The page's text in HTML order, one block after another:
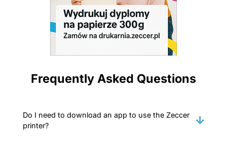
Frequently Asked Questions
Do I need to download an app to use the Zeccer
printer?